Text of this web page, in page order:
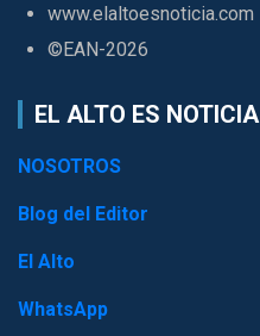
www.elaltoesnoticia.com
©EAN-2026
EL ALTO ES NOTICIA
NOSOTROS
Blog del Editor
El Alto
WhatsApp